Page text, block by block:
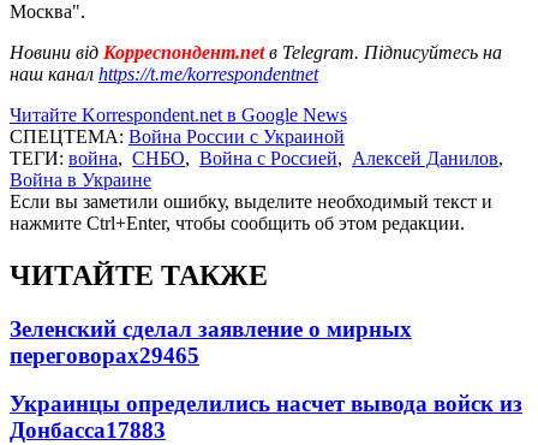
Москва".
Новини від Корреспондент.netв Telegram. Підписуйтесь на
наш канал https://t.me/korrespondentnet
Читайте Korrespondent.net в Google News
СПЕЦТЕМА: Война России с Украиной
ТЕГИ: война, СНБО, Война с Россией, Алексей Данилов,
Война в Украине
Если вы заметили ошибку, выделите необходимый текст и
нажмите Ctrl+Enter, чтобы сообщить об этом редакции.
ЧИТАЙТЕ ТАКЖЕ
Зеленский сделал заявление о мирных
переговорах29465
Украинцы определились насчет вывода войск из
Донбасса17883